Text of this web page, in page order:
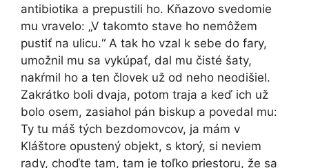
antibiotika a prepustili ho. Kňazovo svedomie
mu vravelo: „V takomto stave ho nemôžem
pustiť na ulicu.“ A tak ho vzal k sebe do fary,
umožnil mu sa vykúpať, dal mu čisté šaty,
nakŕmil ho a ten človek už od neho neodišiel.
Zakrátko boli dvaja, potom traja a keď ich už
bolo osem, zasiahol pán biskup a povedal mu:
Ty tu máš tých bezdomovcov, ja mám v
Kláštore opustený objekt, s ktorý, si neviem
rady, choďte tam, tam je toľko priestoru, že sa